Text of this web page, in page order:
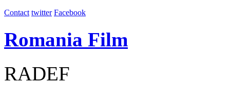
Contact twitter Facebook
Romania Film
RADEF